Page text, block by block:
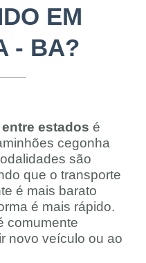
EM
- BA?
estados é
cegonha
são
que o transporte
é mais barato
é mais rápido.
comumente
novo veículo ou ao